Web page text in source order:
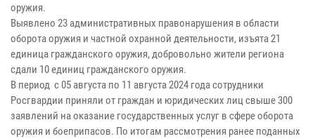
оружия.
Выявлено 23 административных правонарушения в области
оборота оружия и частной охранной деятельности, изъята 21
единица гражданского оружия, добровольно жители региона
сдали 10 единиц гражданского оружия.
В период с 05 августа по 11 августа 2024 года сотрудники
Росгвардии приняли от граждан и юридических лиц свыше 300
заявлений на оказание государственных услуг в сфере оборота
оружия и боеприпасов. По итогам рассмотрения ранее поданных